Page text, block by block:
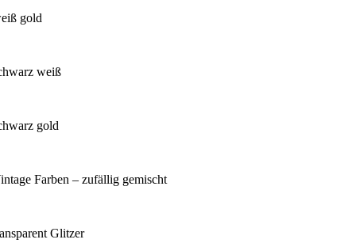
gold
weiß
gold
Farben – zufällig gemischt
Glitzer